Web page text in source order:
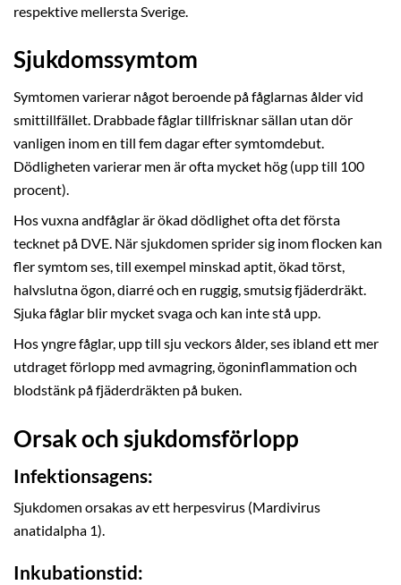
respektive mellersta Sverige.
Sjukdomssymtom
Symtomen varierar något beroende på fåglarnas ålder vid
smittillfället. Drabbade fåglar tillfrisknar sällan utan dör
vanligen inom en till fem dagar efter symtomdebut.
Dödligheten varierar men är ofta mycket hög (upp till 100
procent).
Hos vuxna andfåglar är ökad dödlighet ofta det första
tecknet på DVE. När sjukdomen sprider sig inom flocken kan
fler symtom ses, till exempel minskad aptit, ökad törst,
halvslutna ögon, diarré och en ruggig, smutsig fjäderdräkt.
Sjuka fåglar blir mycket svaga och kan inte stå upp.
Hos yngre fåglar, upp till sju veckors ålder, ses ibland ett mer
utdraget förlopp med avmagring, ögoninflammation och
blodstänk på fjäderdräkten på buken.
Orsak och sjukdomsförlopp
Infektionsagens:
Sjukdomen orsakas av ett herpesvirus (Mardivirus
anatidalpha 1).
Inkubationstid: